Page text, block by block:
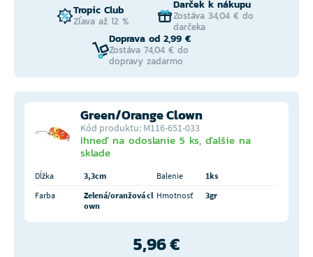
Tropic Club
Zľava až 12 %
Darček k nákupu
Zostáva 34,04 € do
darčeka
Doprava od 2,99 €
Zostáva 74,04 € do
dopravy zadarmo
Green/Orange Clown
Kód produktu: M116-651-033
Ihneď na odoslanie 5 ks, ďalšie na
sklade
Dĺžka 3,3cm Balenie
1ks
Farba
Zelená/oranžová cl
own
Hmotnosť 3gr
5,96 €